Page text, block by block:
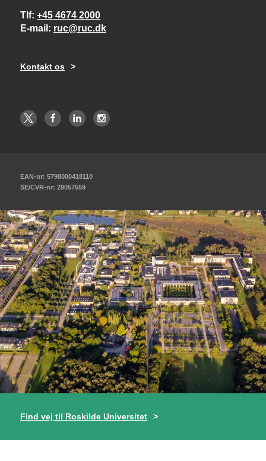
Tlf +45 4674 2000
E-mail
ruc@ruc.dk
Kontakt os
EAN-nr: 5798000418110
SE/CVR-nr: 29057559
Find vej til Roskilde Universitet